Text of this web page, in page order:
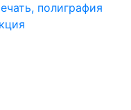
полиграфия